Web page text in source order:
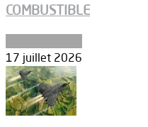
COMBUSTIBLE
17 juillet 2026